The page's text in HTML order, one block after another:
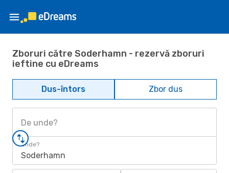
Zboruri către Soderhamn - rezervă zboruri
ieftine cu eDreams
Dus-întors Zbor dus
De unde?
Unde?
Soderhamn